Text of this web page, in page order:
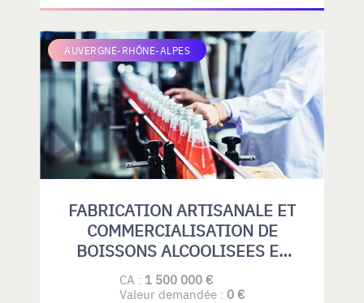
AUVERGNE-RHÔNE-ALPES
FABRICATION ARTISANALE ET
COMMERCIALISATION DE
BOISSONS ALCOOLISEES ET
SANS ALCOOL
CA : 1 500 000 €
Valeur demandée : 0 €